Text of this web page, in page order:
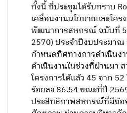
ทั้งนี้ ที่ประชุมได้รับทราบ
เคลื่อนงานนโยบายและโค
พัฒนาการสหกรณ์ ฉบับที่ 5
2570) ประจำปีงบประมาณ
กำหนดทิศทางการดำเนินง
ดำเนินงานในช่วงที่ผ่านมา
โครงการได้แล้ว 45 จาก
ร้อยละ 86.54 ขณะที่ปี
ประสิทธิภาพสหกรณ์ที่มีข้อ